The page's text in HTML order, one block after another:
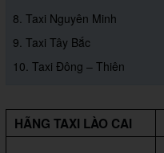
8. Taxi Nguyên Minh
9. Taxi Tây Bắc
10. Taxi Đông – Thiên
HÃNG TAXI LÀO CAI